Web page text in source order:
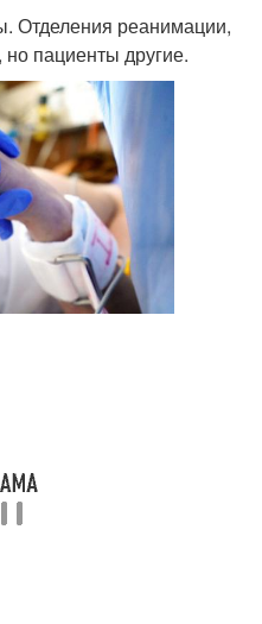
Отделения реанимации,
но пациенты другие.